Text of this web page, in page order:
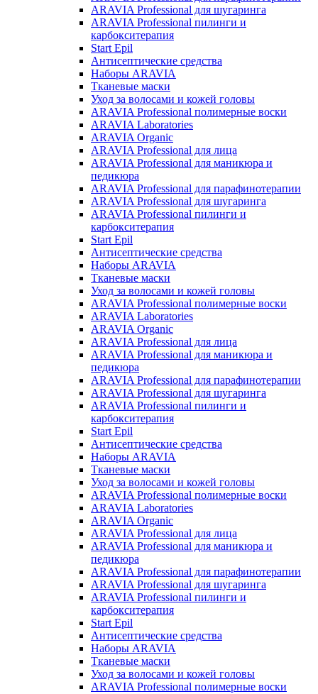
ARAVIA Professional для шугаринга
ARAVIA Professional пилинги и
карбокситерапия
Start Epil
Антисептические средства
Наборы ARAVIA
Тканевые маски
Уход за волосами и кожей головы
ARAVIA Professional полимерные воски
ARAVIA Laboratories
ARAVIA Organic
ARAVIA Professional для лица
ARAVIA Professional для маникюра и
педикюра
ARAVIA Professional для парафинотерапии
ARAVIA Professional для шугаринга
ARAVIA Professional пилинги и
карбокситерапия
Start Epil
Антисептические средства
Наборы ARAVIA
Тканевые маски
Уход за волосами и кожей головы
ARAVIA Professional полимерные воски
ARAVIA Laboratories
ARAVIA Organic
ARAVIA Professional для лица
ARAVIA Professional для маникюра и
педикюра
ARAVIA Professional для парафинотерапии
ARAVIA Professional для шугаринга
ARAVIA Professional пилинги и
карбокситерапия
Start Epil
Антисептические средства
Наборы ARAVIA
Тканевые маски
Уход за волосами и кожей головы
ARAVIA Professional полимерные воски
ARAVIA Laboratories
ARAVIA Organic
ARAVIA Professional для лица
ARAVIA Professional для маникюра и
педикюра
ARAVIA Professional для парафинотерапии
ARAVIA Professional для шугаринга
ARAVIA Professional пилинги и
карбокситерапия
Start Epil
Антисептические средства
Наборы ARAVIA
Тканевые маски
Уход за волосами и кожей головы
ARAVIA Professional полимерные воски